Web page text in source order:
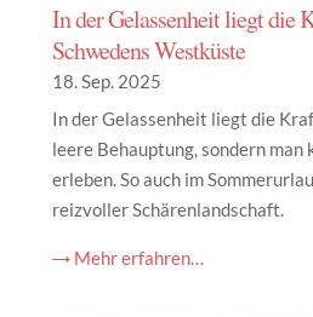
In der Gelassenheit liegt die
Schwedens Westküste
18. Sep. 2025
In der Gelassenheit liegt die
leere Behauptung, sondern man
erleben. So auch im
reizvoller Schärenlandschaft.
→ Mehr erfahren…